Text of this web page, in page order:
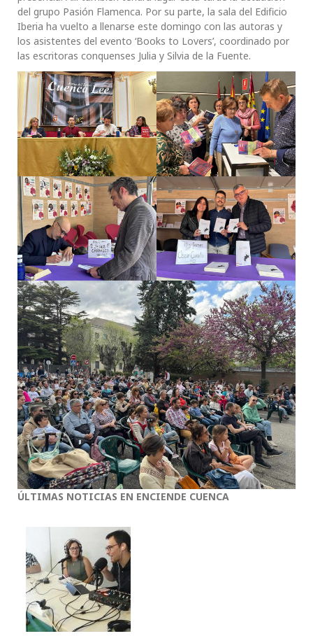
del grupo Pasión Flamenca. Por su parte, la sala del Edificio
Iberia ha vuelto a llenarse este domingo con las autoras y
los asistentes del evento ‘Books to Lovers’, coordinado por
las escritoras conquenses Julia y Silvia de la Fuente.
ÚLTIMAS NOTICIAS EN ENCIENDE CUENCA